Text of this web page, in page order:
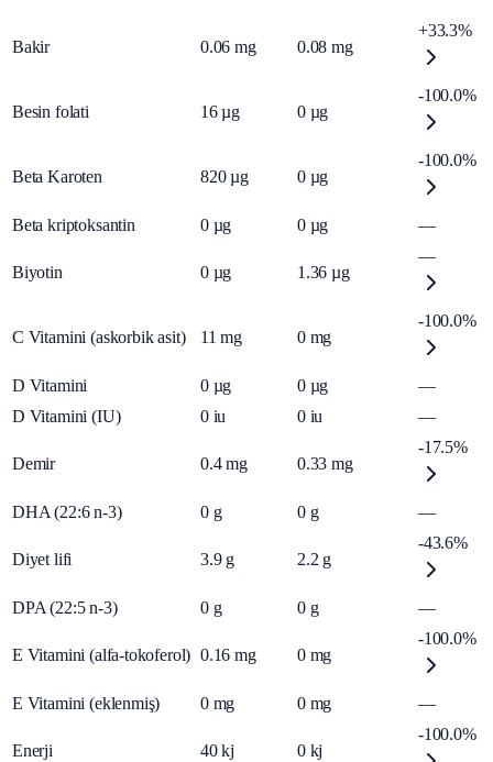
Bakir 0.06 mg 0.08 mg
+33.3%
Besin folati 16 µg 0 µg
-100.0%
Beta Karoten 820 µg 0 µg
-100.0%
Beta kriptoksantin 0 µg 0 µg —
Biyotin 0 µg 1.36 µg
—
C Vitamini (askorbik asit) 11 mg 0 mg
-100.0%
D Vitamini 0 µg 0 µg
—
D Vitamini (IU)
0 iu 0 iu —
Demir 0.4 mg 0.33 mg
-17.5%
DHA (22:6 n-3) 0 g 0 g —
Diyet lifi 3.9 g 2.2 g
-43.6%
DPA (22:5 n-3) 0 g 0 g —
E Vitamini (alfa-tokoferol) 0.16 mg 0 mg
-100.0%
E Vitamini (eklenmiş) 0 mg 0 mg —
Enerji 40 kj 0 kj
-100.0%